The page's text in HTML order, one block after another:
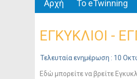
Αρχή Το eTwinning
ΕΓΚΥΚΛΙΟΙ -
Τελευταία ενημέρωση : 10
Εδώ μπορείτε να βρείτε